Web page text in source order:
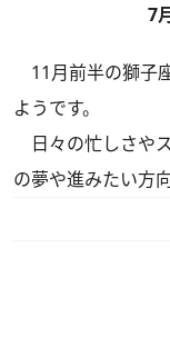
7
11月前半の獅子
ようです。
日々の忙しさや
の夢や進みたい方